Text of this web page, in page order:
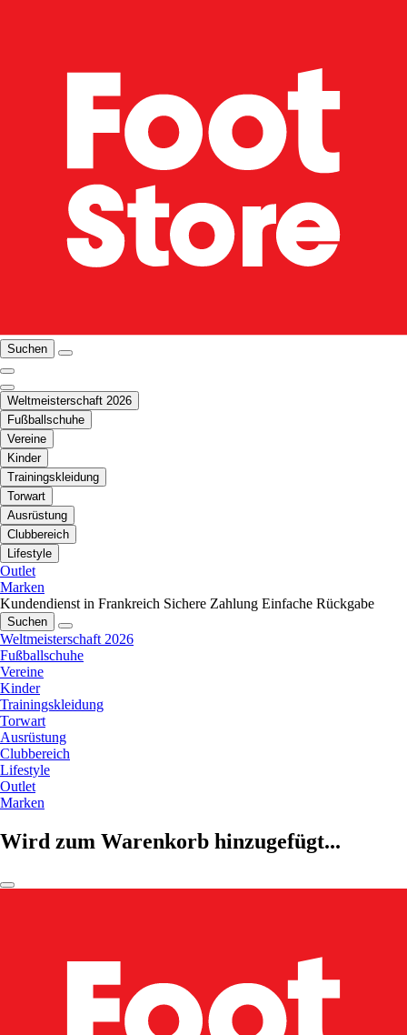
Suchen
Weltmeisterschaft 2026
Fußballschuhe
Vereine
Kinder
Trainingskleidung
Torwart
Ausrüstung
Clubbereich
Lifestyle
Outlet
Marken
Kundendienst in Frankreich Sichere Zahlung Einfache Rückgabe
Suchen
Weltmeisterschaft 2026
Fußballschuhe
Vereine
Kinder
Trainingskleidung
Torwart
Ausrüstung
Clubbereich
Lifestyle
Outlet
Marken
Wird zum Warenkorb hinzugefügt...